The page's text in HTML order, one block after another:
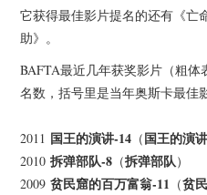
电影档期
它获得最佳影片提名的还有《亡
助》。
BAFTA最近几年获奖影片（粗
名数，括号里是当年奥斯卡最佳
2011 国王的演讲-14 （国王的演讲
2010拆弹部队-8 （拆弹部队）
2009贫民窟的百万富翁-11 （贫